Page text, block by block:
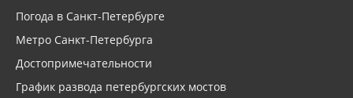
Погода в Санкт-Петербурге
Метро Санкт-Петербурга
Достопримечательности
График развода петербургских мостов